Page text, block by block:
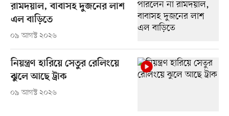
রামদয়াল, বাবাসহ দুজনের লাশ
এল বাড়িতে
০৯ আগস্ট ২০২৬
নিয়ন্ত্রণ হারিয়ে সেতুর রেলিংয়ে
ঝুলে আছে ট্রাক
০৯ আগস্ট ২০২৬